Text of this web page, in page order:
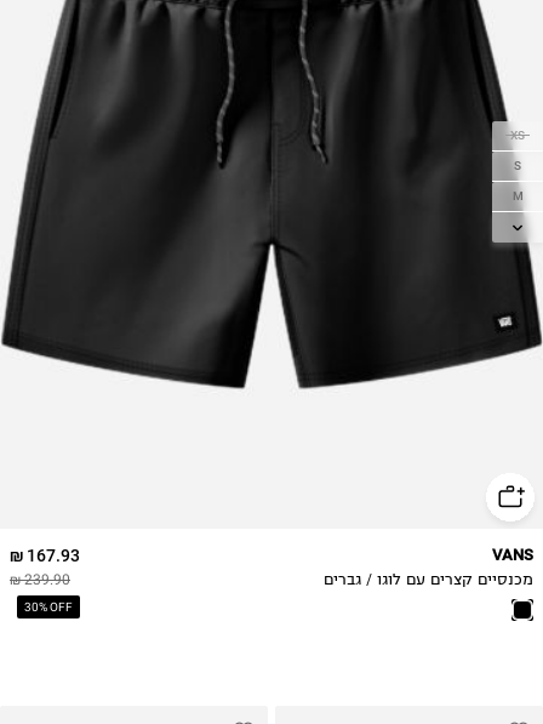
XS
S
M
L
167.93 ₪
239.90 ₪
30% OFF
VANS
מכנסיים קצרים עם לוגו / גברים